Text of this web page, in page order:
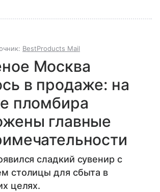
BestProducts Mail
Москва
в продаже: на
пломбира
главные
сладкий сувенир с
столицы для сбыта в
целях.